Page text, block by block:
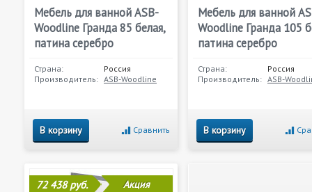
Мебель для ванной ASB-
Woodline Гранда 85 белая,
патина серебро
Страна:
Россия
Производитель: ASB-Woodline
В корзину Сравнить
Мебель для ванной
Woodline Гранда 105
патина серебро
Страна:
Россия
Производитель: ASB-
В корзину
72 438 руб. Акция